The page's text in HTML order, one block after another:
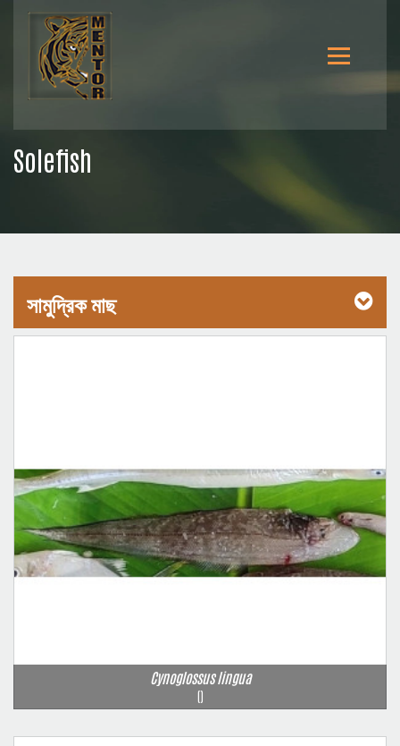
Solefish
সামুদ্রিক মাছ
Cynoglossus lingua
()